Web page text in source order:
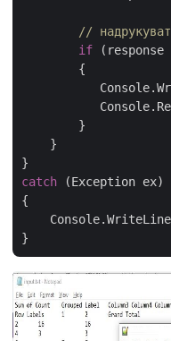
//
if (response
        {
        }
    }
catch (Exception ex)
{